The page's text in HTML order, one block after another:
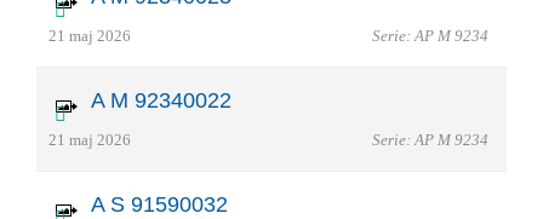
21 maj 2026 Serie: AP M 9234
A M 92340022
21 maj 2026 Serie: AP M 9234
A S 91590032